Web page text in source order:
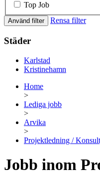
Top Job
Använd filter Rensa filter
Städer
Karlstad
Kristinehamn
Home
>
Lediga jobb
>
Arvika
>
Projektledning /
Jobb inom